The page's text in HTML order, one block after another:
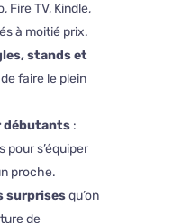
Fire TV, Kindle,
à moitié prix.
stands et
faire le plein
débutants:
pour s’équiper
proche.
surprisesqu’on
de